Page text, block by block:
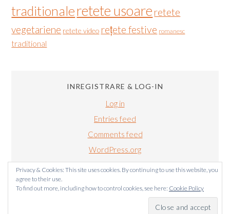
traditionaleretete usoare retete
vegetariene retete video rețete festive romanesc
traditional
INREGISTRARE & LOG-IN
Log in
Entries feed
Comments feed
WordPress.org
BUCATARIALUIRADU.COM COPYRIGHT © 2011-2024. TOATE
Privacy & Cookies: This site uses cookies. By continuing to use this website, you
agree to their use.
To find out more, including how to control cookies, see here: Cookie Policy